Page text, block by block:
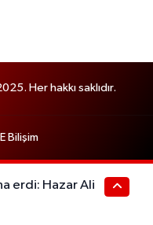
Her hakkı saklıdır.
Bilişim
erdi: Hazar Ali